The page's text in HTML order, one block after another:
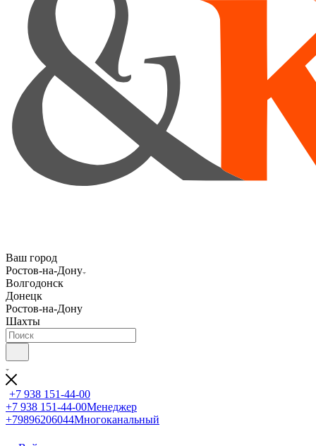
Ваш город
Ростов-на-Дону
Волгодонск
Донецк
Ростов-на-Дону
Шахты
+7 938 151-44-00
+7 938 151-44-00Менеджер
+79896206044Многоканальный